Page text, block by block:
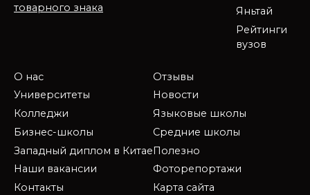
товарного знака
Яньтай
Рейтинги
вузов
О нас
Университеты
Колледжи
Бизнес-школы
Западный диплом в Китае
Наши вакансии
Контакты
Отзывы
Новости
Языковые школы
Средние школы
Полезно
Фоторепортажи
Карта сайта